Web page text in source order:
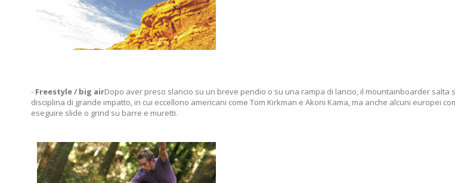
- Freestyle / big airDopo aver preso slancio su un breve pendio o su una rampa di lancio, il mountainboarder
disciplina di grande impatto, in cui eccellono americani come Tom Kirkman e Akoni Kama, ma anche alcuni europei
eseguire slide o grind su barre e muretti.